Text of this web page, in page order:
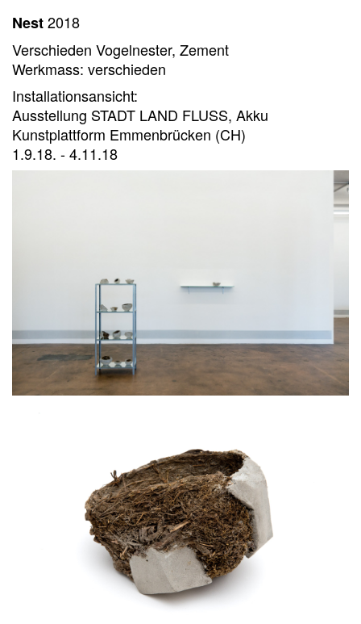
Nest2018
Verschieden Vogelnester, Zement
Werkmass: verschieden
Installationsansicht:
Ausstellung STADT LAND FLUSS, Akku
Kunstplattform Emmenbrücken (CH)
1.9.18. - 4.11.18